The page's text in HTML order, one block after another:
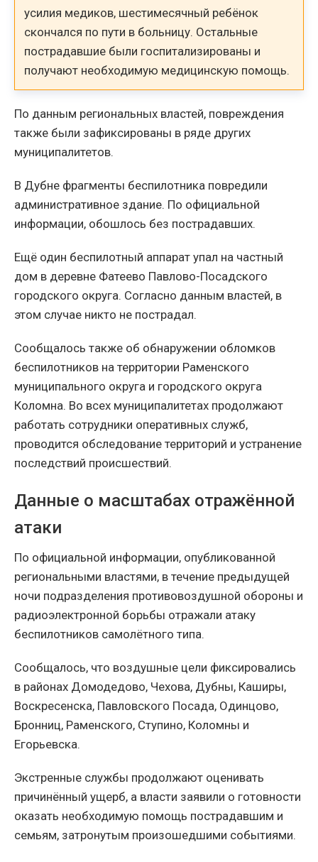
усилия медиков, шестимесячный ребёнок
скончался по пути в больницу. Остальные
пострадавшие были госпитализированы и
получают необходимую медицинскую помощь.
По данным региональных властей, повреждения
также были зафиксированы в ряде других
муниципалитетов.
В Дубне фрагменты беспилотника повредили
административное здание. По официальной
информации, обошлось без пострадавших.
Ещё один беспилотный аппарат упал на частный
дом в деревне Фатеево Павлово-Посадского
городского округа. Согласно данным властей, в
этом случае никто не пострадал.
Сообщалось также об обнаружении обломков
беспилотников на территории Раменского
муниципального округа и городского округа
Коломна. Во всех муниципалитетах продолжают
работать сотрудники оперативных служб,
проводится обследование территорий и устранение
последствий происшествий.
Данные о масштабах отражённой
атаки
По официальной информации, опубликованной
региональными властями, в течение предыдущей
ночи подразделения противовоздушной обороны и
радиоэлектронной борьбы отражали атаку
беспилотников самолётного типа.
Сообщалось, что воздушные цели фиксировались
в районах Домодедово, Чехова, Дубны, Каширы,
Воскресенска, Павловского Посада, Одинцово,
Бронниц, Раменского, Ступино, Коломны и
Егорьевска.
Экстренные службы продолжают оценивать
причинённый ущерб, а власти заявили о готовности
оказать необходимую помощь пострадавшим и
семьям, затронутым произошедшими событиями.